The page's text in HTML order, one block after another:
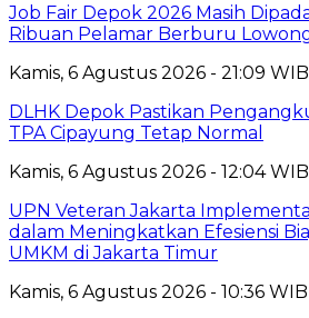
Job Fair Depok 2026 Masih
Ribuan Pelamar Berburu
Kamis, 6 Agustus 2026 - 21:09 WIB
DLHK Depok Pastikan
TPA Cipayung Tetap Normal
Kamis, 6 Agustus 2026 - 12:04 WIB
UPN Veteran Jakarta
dalam Meningkatkan Efesiensi
UMKM di Jakarta Timur
Kamis, 6 Agustus 2026 - 10:36 WIB